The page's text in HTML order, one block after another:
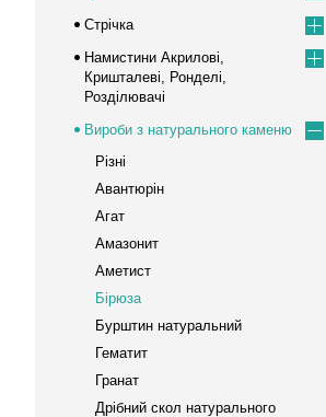
Стрічка
Намистини Акрилові,
Кришталеві, Ронделі,
Розділювачі
Вироби з натурального каменю
Різні
Авантюрін
Агат
Амазонит
Аметист
Бірюза
Бурштин натуральний
Гематит
Гранат
Дрібний скол натурального